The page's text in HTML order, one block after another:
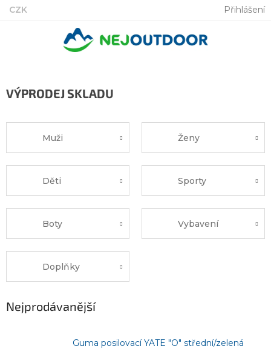
Přejít
CZK Přihlášení
VÝPRODEJ SKLADU
Muži Ženy
Děti Sporty
Boty Vybavení
Doplňky
Nejprodávanější
Guma posilovací YATE "O" střední/zelená